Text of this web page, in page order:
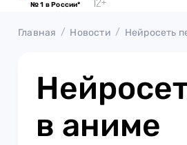
№ 1 в России*
Главная Новости Нейросеть
в аниме